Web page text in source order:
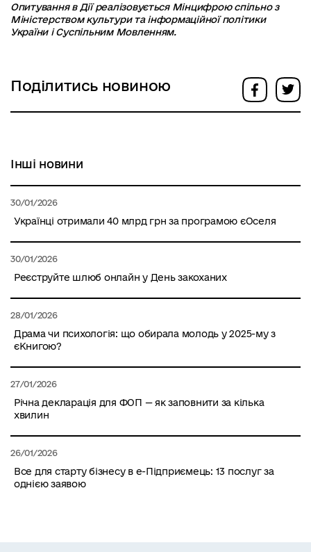
Опитування в Дії реалізовується Мінцифрою спільно з
Міністерством культури та інформаційної політики
України і Суспільним Мовленням.
Поділитись новиною
Інші новини
30/01/2026
Українці отримали 40 млрд грн за програмою єОселя
30/01/2026
Реєструйте шлюб онлайн у День закоханих
28/01/2026
Драма чи психологія: що обирала молодь у 2025-му з
єКнигою?
27/01/2026
Річна декларація для ФОП — як заповнити за кілька
хвилин
26/01/2026
Все для старту бізнесу в е-Підприємець: 13 послуг за
однією заявою